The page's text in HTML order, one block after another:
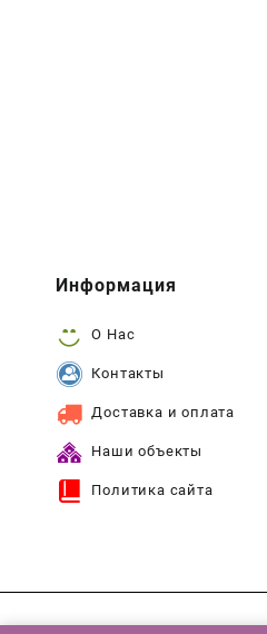
Информация
О Нас
Контакты
Доставка и оплата
Наши объекты
Политика сайта